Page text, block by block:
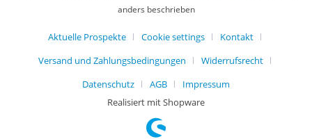
anders beschrieben
Aktuelle Prospekte Cookie settings
Kontakt
Versand und Zahlungsbedingungen
Widerrufsrecht
Datenschutz
AGB
Impressum
Realisiert mit Shopware